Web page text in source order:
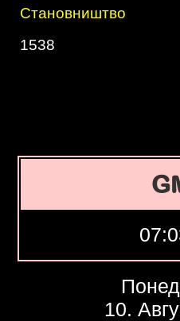
Cтановништво
1538
10.